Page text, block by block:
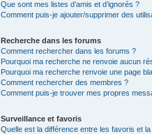
Que sont mes listes d’amis et d’ignorés ?
Comment puis-je ajouter/supprimer des
Recherche dans les forums
Comment rechercher dans les forums ?
Pourquoi ma recherche ne renvoie aucun
Pourquoi ma recherche renvoie une page
Comment rechercher des membres ?
Comment puis-je trouver mes propres
Surveillance et favoris
Quelle est la différence entre les favoris et